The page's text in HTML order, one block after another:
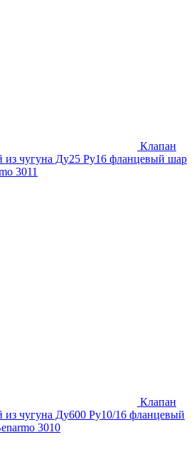
Клапан
из чугуна Ду25 Ру16 фланцевый шар
3011
Клапан
из чугуна Ду600 Ру10/16 фланцевый
3010